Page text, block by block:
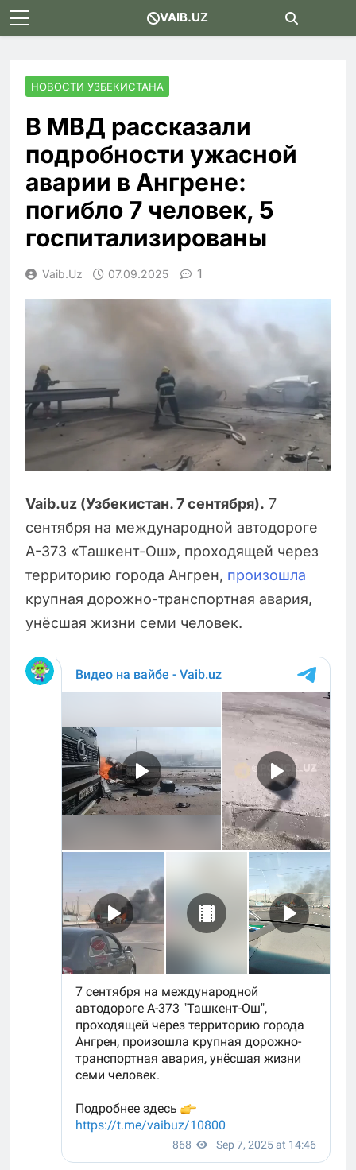
Skip
to
VAIB.UZ
НОВОСТИ УЗБЕКИСТАНА
В МВД рассказали
подробности ужасной
аварии в Ангрене:
погибло 7 человек, 5
госпитализированы
Vaib.uz 07.09.2025 1
Vaib.uz (Узбекистан. 7 сентября). 7
сентября на международной автодороге
А-373 «Ташкент-Ош», проходящей через
территорию города Ангрен, произошла
крупная дорожно-транспортная авария,
унёсшая жизни семи человек.